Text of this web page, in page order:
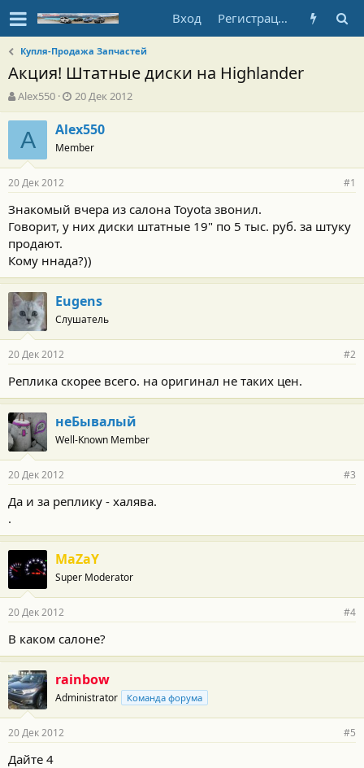
Вход Регистрация
Купля-Продажа Запчастей
Акция! Штатные диски на Highlander
А
в
т
о
т
е
м
ы
Alex550
Д
а
т
а
н
а
а
л
а
20 Дек 2012
A Alex550
Member
20 Дек 2012 #1
Знакомый вчера из салона Toyota звонил.
Говорит, у них диски штатные 19" по 5 тыс. руб. за штуку
продают.
Кому ннада?))
Eugens
Слушатель
20 Дек 2012 #2
Реплика скорее всего. на оригинал не таких цен.
неБывалый
Well-Known Member
20 Дек 2012 #3
Да и за реплику - халява.
.
MaZaY
Super Moderator
20 Дек 2012 #4
В каком салоне?
rainbow
Administrator Команда форума
20 Дек 2012 #5
Дайте 4